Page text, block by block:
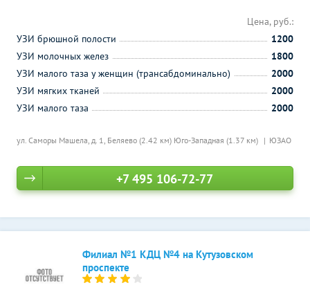
ул. Саморы Машела, д. 1, Беляево (2.42 км) Юго-Западная (1.37 км) ЮЗАО
Цена, руб.:
УЗИ брюшной полости
1200
УЗИ молочных желез
1800
УЗИ малого таза у женщин (трансабдоминально)
2000
УЗИ мягких тканей
2000
УЗИ малого таза
2000
+7 495 106-72-77
Филиал №1 КДЦ №4 на Кутузовском
проспекте